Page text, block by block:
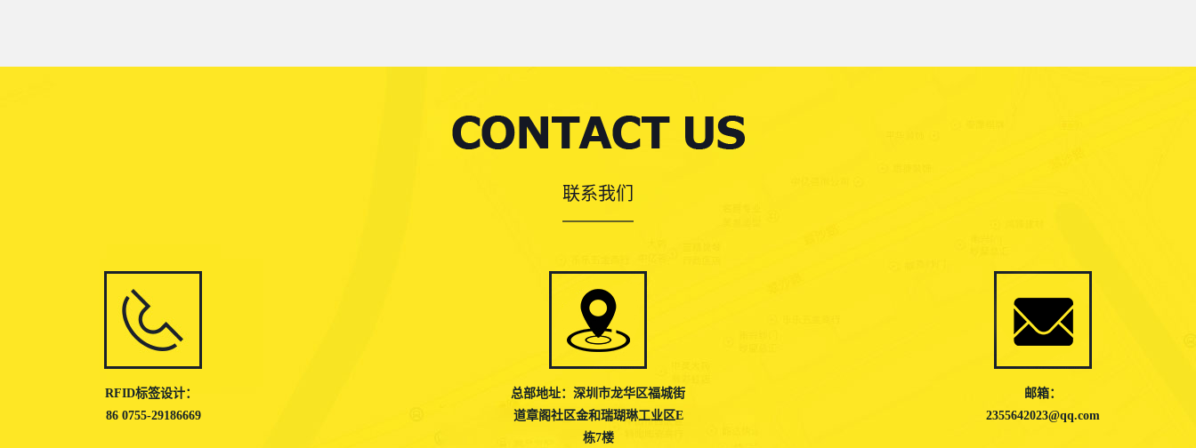
联系我们
RFID标签设计：
86 0755-29186669
总部地址：深圳市龙华区福城街
道章阁社区金和瑞瑚琳工业区E
栋7楼
邮箱：
2355642023@qq.com